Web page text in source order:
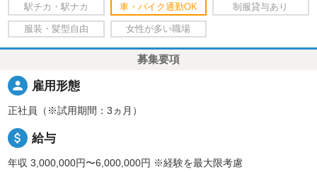
駅チカ・駅ナカ 車・バイク通勤OK 制服貸与あり
服装・髪型自由 女性が多い職場
募集要項
person 雇用形態
正社員（※試用期間：3ヵ月）
attach_money 給与
年収 3,000,000円〜6,000,000円 ※経験を最大限考慮